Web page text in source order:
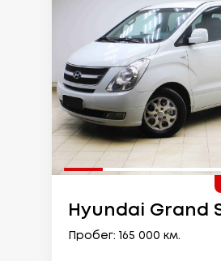
Hyundai Grand
Пробег: 165 000 км.